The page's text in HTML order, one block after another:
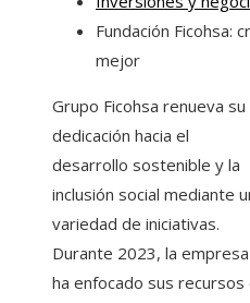
Fundación Ficohsa:
mejor
Grupo Ficohsa renueva su
dedicación hacia el
desarrollo sostenible y la
inclusión social mediante
variedad de iniciativas.
Durante 2023, la empresa
ha enfocado sus recursos